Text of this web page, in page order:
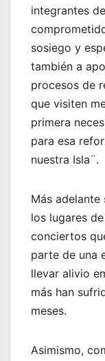
integrantes
sosiego y
también a
procesos de
que visiten
primera
para esa
nuestra Isla¨.
Más adelante
los lugares
conciertos
parte de una
llevar alivio
más han
meses.
Asimismo,